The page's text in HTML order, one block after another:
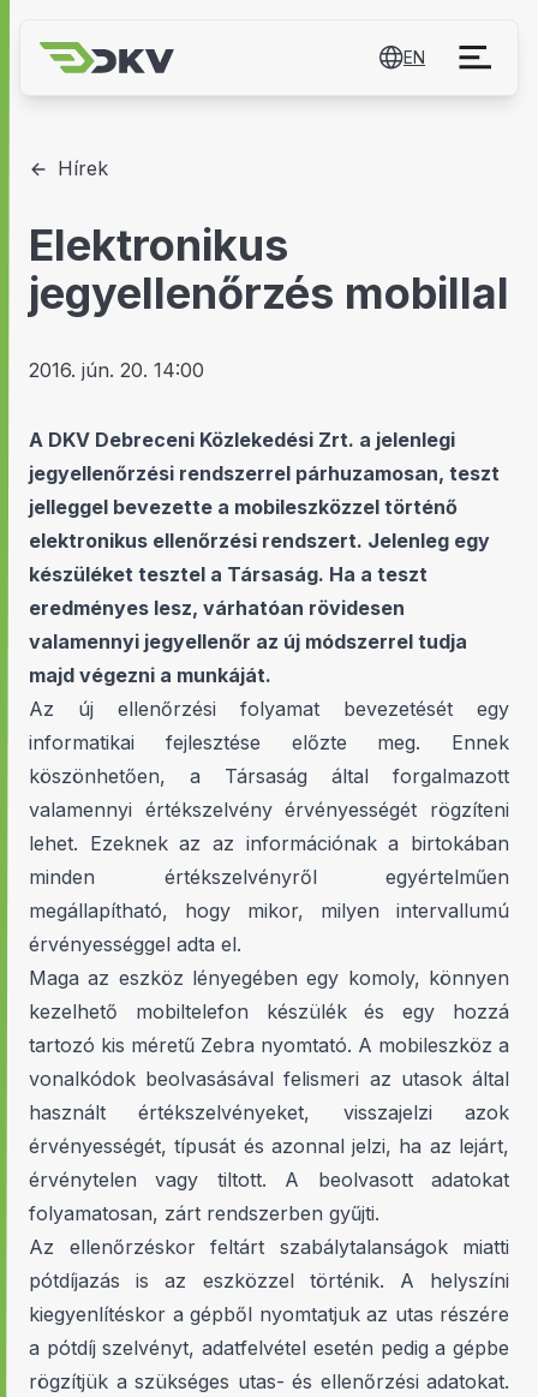
EN
Hírek
Elektronikus
jegyellenőrzés mobillal
2016. jún. 20. 14:00
A DKV Debreceni Közlekedési Zrt. a jelenlegi
jegyellenőrzési rendszerrel párhuzamosan, teszt
jelleggel bevezette a mobileszközzel történő
elektronikus ellenőrzési rendszert. Jelenleg egy
készüléket tesztel a Társaság. Ha a teszt
eredményes lesz, várhatóan rövidesen
valamennyi jegyellenőr az új módszerrel tudja
majd végezni a munkáját.
Az új ellenőrzési folyamat bevezetését egy
informatikai fejlesztése előzte meg. Ennek
köszönhetően, a Társaság által forgalmazott
valamennyi értékszelvény érvényességét rögzíteni
lehet. Ezeknek az az információnak a birtokában
minden értékszelvényről egyértelműen
megállapítható, hogy mikor, milyen intervallumú
érvényességgel adta el.
Maga az eszköz lényegében egy komoly, könnyen
kezelhető mobiltelefon készülék és egy hozzá
tartozó kis méretű Zebra nyomtató. A mobileszköz a
vonalkódok beolvasásával felismeri az utasok által
használt értékszelvényeket, visszajelzi azok
érvényességét, típusát és azonnal jelzi, ha az lejárt,
érvénytelen vagy tiltott. A beolvasott adatokat
folyamatosan, zárt rendszerben gyűjti.
Az ellenőrzéskor feltárt szabálytalanságok miatti
pótdíjazás is az eszközzel történik. A helyszíni
kiegyenlítéskor a gépből nyomtatjuk az utas részére
a pótdíj szelvényt, adatfelvétel esetén pedig a gépbe
rögzítjük a szükséges utas- és ellenőrzési adatokat.